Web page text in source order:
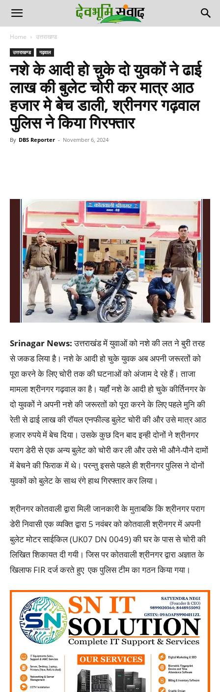
Home उत्तराखण्ड
उत्तराखण्ड गढ़वाल
नशे के आदी हो चुके दो युवकों ने ढाई
लाख की बुलेट चोरी कर मात्र आठ
हजार मे बेच डाली, श्रीनगर गढ़वाल
पुलिस ने किया गिरफ्तार
By DBS Reporter - November 6, 2024
Srinagar News:उत्तराखंड में युवाओं को नशे की लत ने बुरी तरह
से जकड लिया है। नशे के आदी हो चुके युवक अब अपनी जरूरतों को
पूरा करने के लिए चोरी तक की घटनाओं को अंजाम दे रहे हैं। ताजा
मामला श्रीनगर गढ़वाल का है। यहाँ नशे के आदी हो चुके कीर्तिनगर के
दो युवकों ने अपनी नशे की जरूरतों को पूरा करने के लिए पहले मुनि की
रेती से ढाई लाख की रॉयल एनफील्ड बुलेट चोरी की और उसे मात्र आठ
हजार रुपये में बेच दिया। उसके कुछ दिन बाद इन्ही दोनों ने श्रीनगर
पराग डेरी से एक अन्य बुलेट को चोरी कर ली और उसे भी औने-पौने दामों
में बेचने की फिराक में थे। परन्तु इससे पहले ही श्रीनगर पुलिस ने दोनों
युवकों को बुलेट के साथ रंगे हाथ गिरफ्तार कर लिया।
श्रीनगर कोतवाली द्वारा मिली जानकारी के मुताबकि कि श्रीनगर पराग
डेरी निवासी एक व्यक्ति द्वारा 5 नवंबर को कोतवाली श्रीनगर में अपनी
बुलेट मोटर साईकिल (UK07 DN 0049) की घर के पास से चोरी की
लिखित शिकायत दी गयी। जिस पर कोतवाली श्रीनगर द्वारा अज्ञात के
खिलाफ FIR दर्ज करते हुए एक पुलिस टीम का गठन किया गया।